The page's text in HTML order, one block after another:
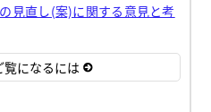
見直し(案)に関する意見と考
になるには